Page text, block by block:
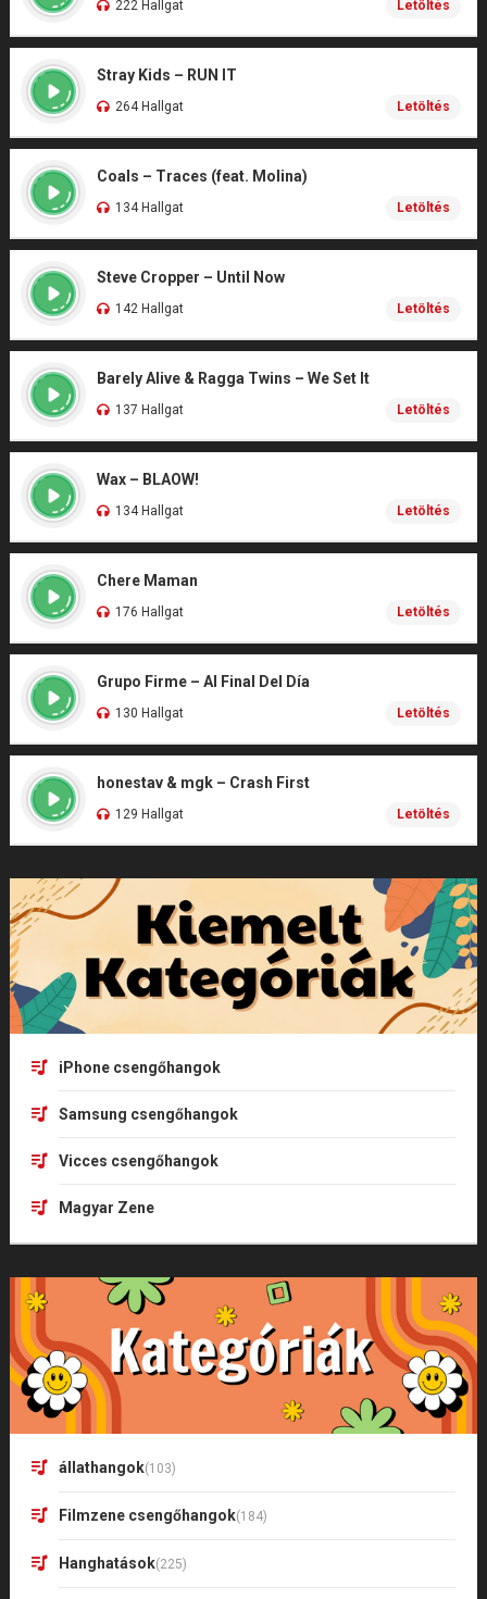
222 Hallgat Letöltés
Stray Kids – RUN IT
264 Hallgat Letöltés
Coals – Traces (feat. Molina)
134 Hallgat Letöltés
Steve Cropper – Until Now
142 Hallgat Letöltés
Barely Alive & Ragga Twins – We Set It
137 Hallgat Letöltés
Wax – BLAOW!
134 Hallgat Letöltés
Chere Maman
176 Hallgat Letöltés
Grupo Firme – Al Final Del Día
130 Hallgat Letöltés
honestav & mgk – Crash First
129 Hallgat Letöltés
iPhone csengőhangok
Samsung csengőhangok
Vicces csengőhangok
Magyar Zene
állathangok(103)
Filmzene csengőhangok(184)
Hanghatások(225)